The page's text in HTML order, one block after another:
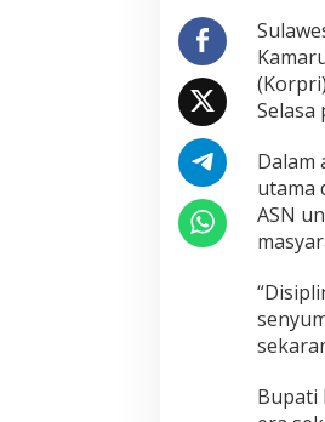
Selasa
Dalam
utama
ASN
Bupati